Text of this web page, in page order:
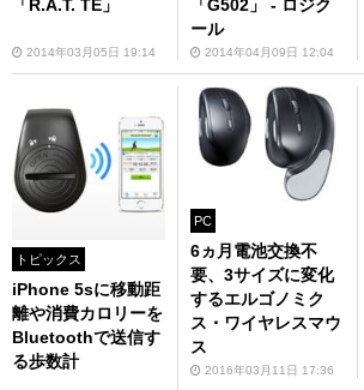
「R.A.T. TE」
2014年03月05日 19:14
「G502」 - ロジク
ール
2014年04月09日 12:04
トピックス
iPhone 5sに移動距
離や消費カロリーを
Bluetoothで送信す
る歩数計
PC
6ヵ月電池交換不
要、3サイズに変化
するエルゴノミク
ス・ワイヤレスマウ
ス
2016年03月11日 17:36